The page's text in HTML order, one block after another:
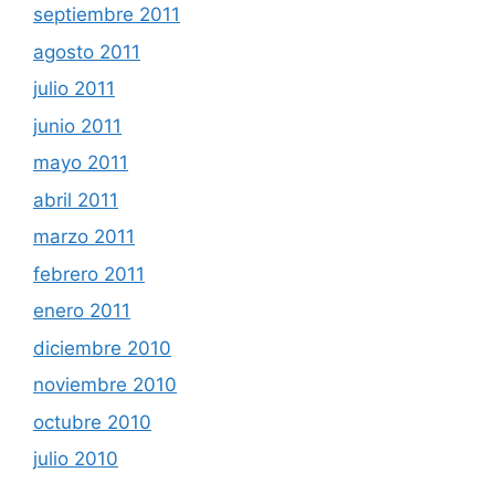
septiembre 2011
agosto 2011
julio 2011
junio 2011
mayo 2011
abril 2011
marzo 2011
febrero 2011
enero 2011
diciembre 2010
noviembre 2010
octubre 2010
julio 2010